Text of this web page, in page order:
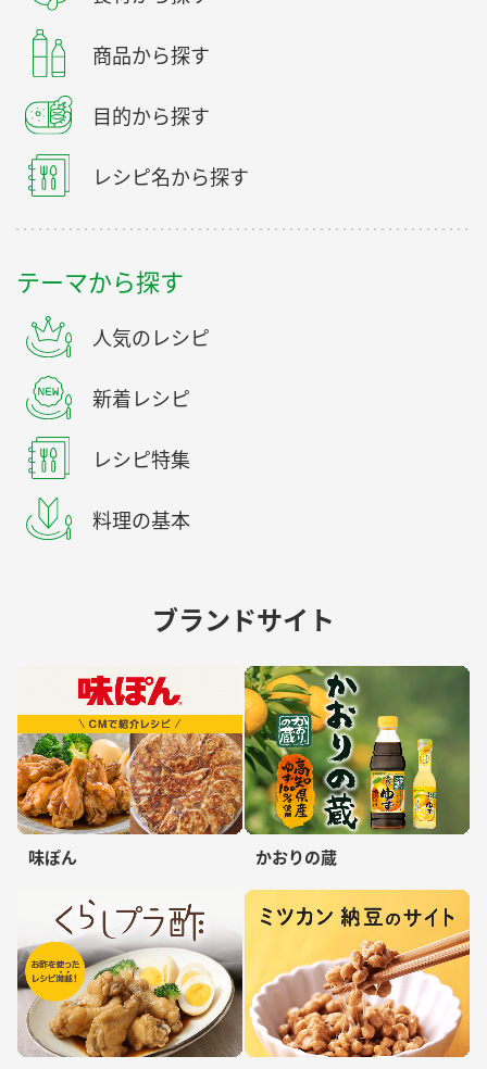
商品から探す
目的から探す
レシピ名から探す
テーマから探す
人気のレシピ
新着レシピ
レシピ特集
料理の基本
ブランドサイト
味ぽん かおりの蔵